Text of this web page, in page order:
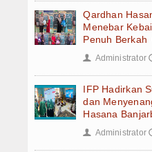
Koleksi Video
Download
Hubungi Kami
Struktur Yayasan
Sejarah Yayasan
Qardhan
Menebar
Penuh Berkah
👤 Administrator
IFP Hadirkan
dan
Hasana
👤 Administrator